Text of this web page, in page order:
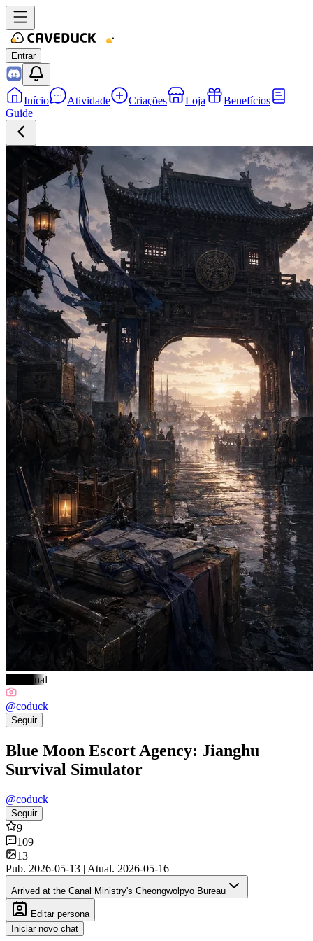
Entrar
Início Atividade Criações Loja
Benefícios
Guide
#Original
@coduck
Seguir
Blue Moon Escort Agency: Jianghu
Survival Simulator
@coduck
Seguir
9
109
13
Pub. 2026-05-13 | Atual. 2026-05-16
Arrived at the Canal Ministry's Cheongwolpyo Bureau
Editar persona
Iniciar novo chat